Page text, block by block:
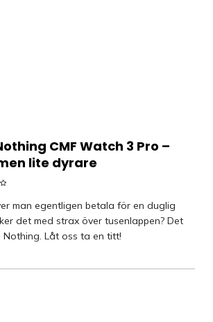
CMF Watch 3 Pro –
lite dyrare
man egentligen betala för en duglig
det med strax över tusenlappen? Det
Låt oss ta en titt!